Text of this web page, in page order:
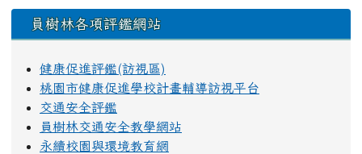
員樹林各項評鑑網站
健康促進評鑑(訪視區)
桃園市健康促進學校計畫輔導訪視平台
交通安全評鑑
員樹林交通安全教學網站
永續校園與環境教育網